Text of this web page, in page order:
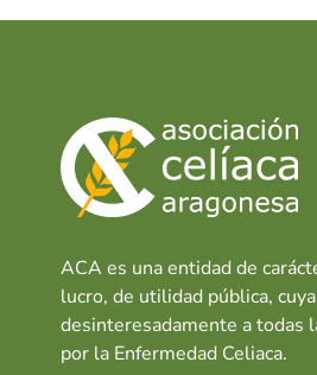
ACA es una entidad de
lucro, de utilidad pública,
desinteresadamente a todas
por la Enfermedad Celiaca.